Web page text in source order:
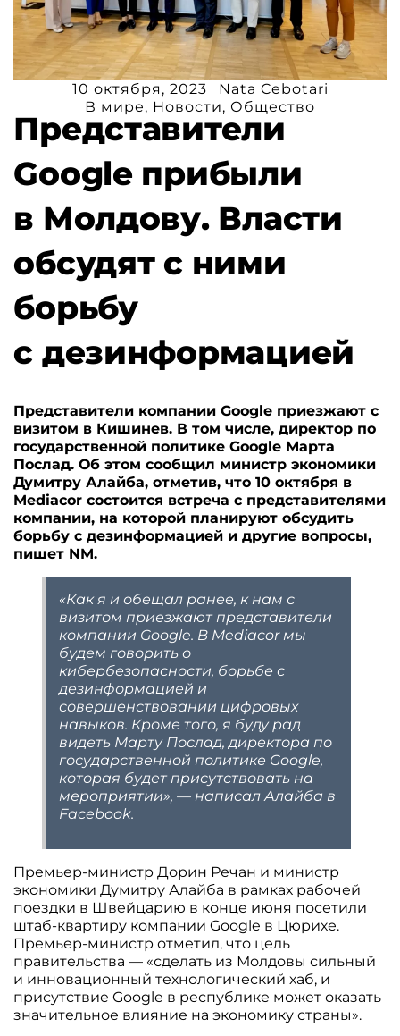
10 октября, 2023
Nata Cebotari
В мире, Новости, Общество
Представители
Google прибыли
в Молдову. Власти
обсудят с ними
борьбу
с дезинформацией
Представители компании Google приезжают с
визитом в Кишинев. В том числе, директор по
государственной политике Google Марта
Послад. Об этом сообщил министр экономики
Думитру Алайба, отметив, что 10 октября в
Mediacor состоится встреча с представителями
компании, на которой планируют обсудить
борьбу с дезинформацией и другие вопросы,
пишет NM.
«Как я и обещал ранее, к нам с
визитом приезжают представители
компании Google. В Mediacor мы
будем говорить о
кибербезопасности, борьбе с
дезинформацией и
совершенствовании цифровых
навыков. Кроме того, я буду рад
видеть Марту Послад, директора по
государственной политике Google,
которая будет присутствовать на
мероприятии», — написал Алайба в
Facebook.
Премьер-министр Дорин Речан и министр
экономики Думитру Алайба в рамках рабочей
поездки в Швейцарию в конце июня посетили
штаб-квартиру компании Google в Цюрихе.
Премьер-министр отметил, что цель
правительства — «сделать из Молдовы сильный
и инновационный технологический хаб, и
присутствие Google в республике может оказать
значительное влияние на экономику страны».